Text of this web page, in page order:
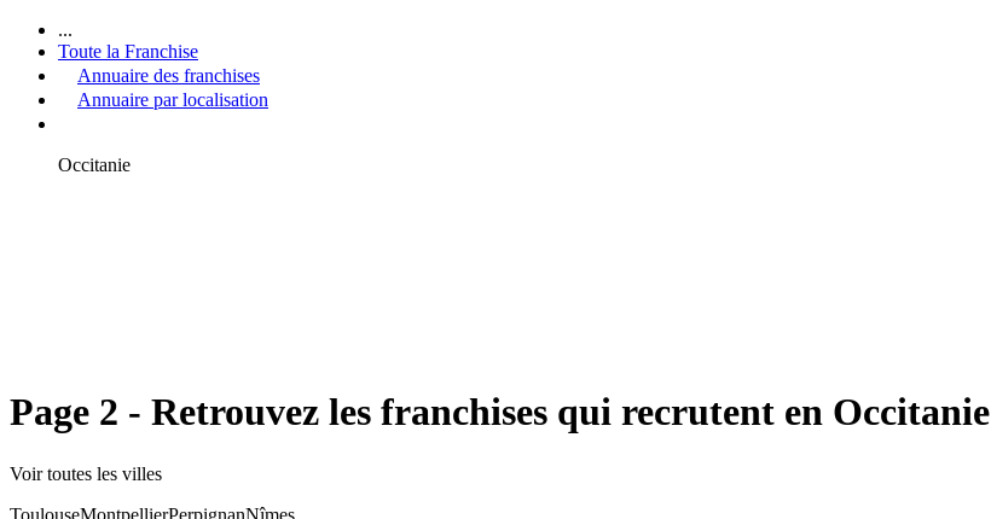
...
Toute la Franchise
Annuaire des franchises
Annuaire par localisation
Occitanie
Page 2 - Retrouvez les franchises qui recrutent en Occitanie
Voir toutes les villes
ToulouseMontpellierPerpignanNîmes